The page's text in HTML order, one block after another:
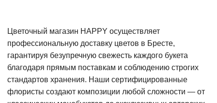
Цветочный магазин HAPPY осуществляет
профессиональную доставку цветов в Бресте,
гарантируя безупречную свежесть каждого букета
благодаря прямым поставкам и соблюдению строгих
стандартов хранения. Наши сертифицированные
флористы создают композиции любой сложности — от